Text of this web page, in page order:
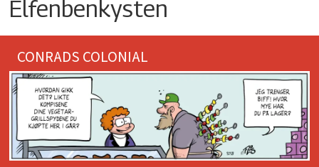
Elfenbenkysten
CONRADS COLONIAL